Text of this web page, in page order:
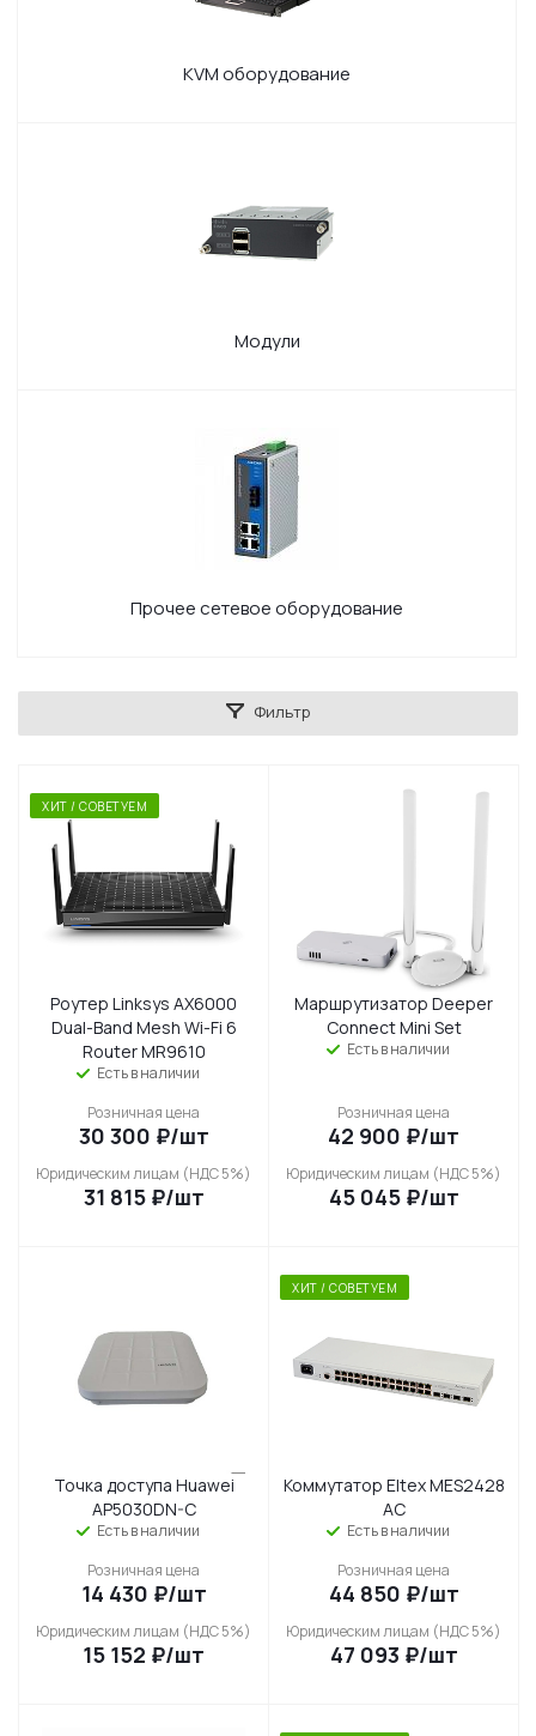
KVM оборудование
Модули
Прочее сетевое оборудование
Фильтр
ХИТ / СОВЕТУЕМ
Роутер Linksys AX6000
Dual-Band Mesh Wi-Fi 6
Router MR9610
Есть в наличии
Розничная цена
30 300 ₽/шт
Юридическим лицам (НДС 5%)
31 815₽/шт
Маршрутизатор Deeper
Connect Mini Set
Есть в наличии
Розничная цена
42 900 ₽/шт
Юридическим лицам (НДС 5%)
45 045₽/шт
Точка доступа Huawei
AP5030DN-C
Есть в наличии
Розничная цена
14 430 ₽/шт
Юридическим лицам (НДС 5%)
15 152 ₽/шт
ХИТ / СОВЕТУЕМ
Коммутатор Eltex MES2428
AC
Есть в наличии
Розничная цена
44 850 ₽/шт
Юридическим лицам (НДС 5%)
47 093 ₽/шт